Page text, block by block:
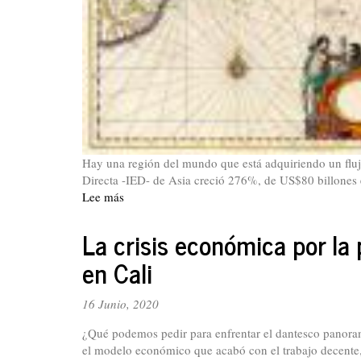
Hay una región del mundo que está adquiriendo un
Directa -IED- de Asia creció 276%, de US$80
Lee más
por
el
Indo-
Pacífico
La crisis económica por
en Cali
16 Junio, 2020
¿Qué podemos pedir para enfrentar el dantesco
el modelo económico que acabó con el trabajo